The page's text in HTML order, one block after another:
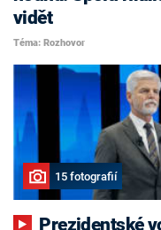
vidět
Téma: Rozhovor
15 fotografií